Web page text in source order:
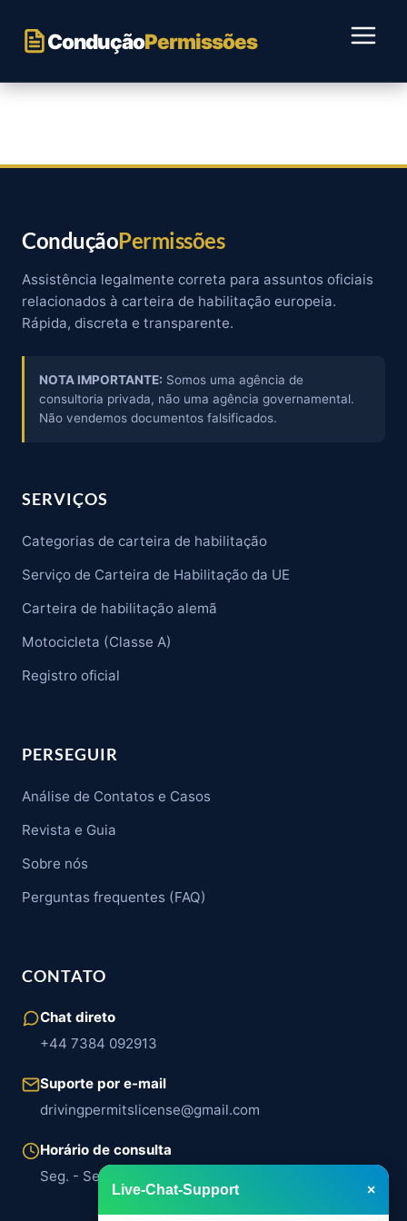
para
conteúdo
ConduçãoPermissões
ConduçãoPermissões
Assistência legalmente correta para assuntos oficiais
relacionados à carteira de habilitação europeia.
Rápida, discreta e transparente.
NOTA IMPORTANTE: Somos uma agência de
consultoria privada, não uma agência governamental.
Não vendemos documentos falsificados.
SERVIÇOS
Categorias de carteira de habilitação
Serviço de Carteira de Habilitação da UE
Carteira de habilitação alemã
Motocicleta (Classe A)
Registro oficial
PERSEGUIR
Análise de Contatos e Casos
Revista e Guia
Sobre nós
Perguntas frequentes (FAQ)
CONTATO
Chat direto
+44 7384 092913
Suporte por e-mail
drivingpermitslicense@gmail.com
Horário de consulta
Seg. - Sex. | 8h00 - 18h00
Live-Chat-Support ×